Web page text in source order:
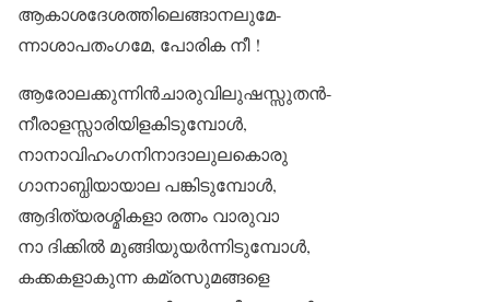
ആകാശദേശത്തിലെങ്ങാനലുമേ-
ന്നാശാപതംഗമേ, പോരിക നീ !
ആരോലക്കുന്നിൻചാരുവിലുഷസ്സുതൻ-
നീരാളസ്സാരിയിളകിടുമ്പോൾ,
നാനാവിഹംഗനിനാദാലുലകൊരു
ഗാനാബ്ധിയായാല പങ്കിടുമ്പോൾ,
ആദിത്യരശ്മികളാ രത്നം വാരുവാ
നാ ദിക്കിൽ മുങ്ങിയുയർന്നിടുമ്പോൾ,
കക്കകളാകുന്ന കമ്രസുമങ്ങളെ